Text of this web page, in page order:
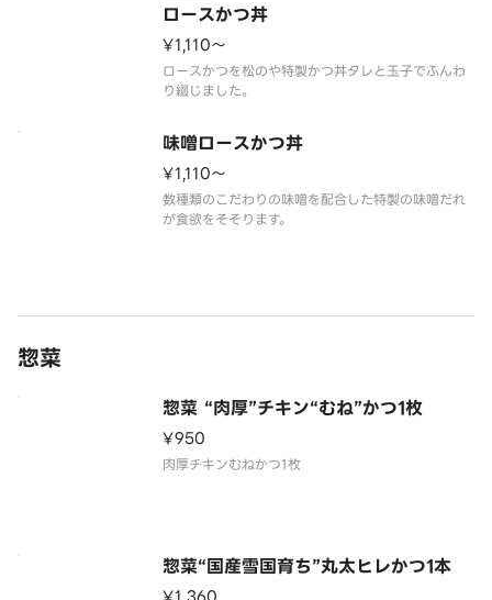
ロースかつ丼
¥1,110〜
ロースかつを松のや特製かつ丼タレと玉子でふんわ
り綴じました。
味噌ロースかつ丼
¥1,110〜
数種類のこだわりの味噌を配合した特製の味噌だれ
が食欲をそそります。
惣菜
惣菜 “肉厚”チキン“むね”かつ1枚
¥950
惣菜“国産雪国育ち”丸太ヒレかつ1本